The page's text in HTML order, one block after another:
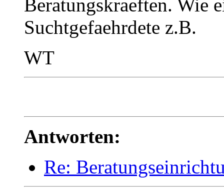
Beratungskraeften. Wie
Suchtgefaehrdete z.B.
WT
Antworten:
Re: